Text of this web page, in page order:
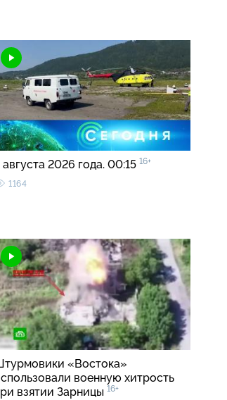
августа 2026 года. 00:15 16+
1164
«Востока»
военную хитрость
взятии Зарницы 16+